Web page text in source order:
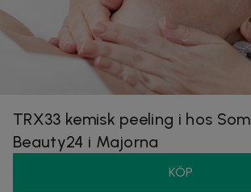
TRX33 kemisk peeling i hos Som
Beauty24 i Majorna
KÖP